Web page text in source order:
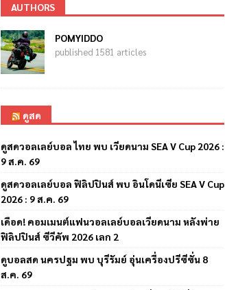
AUTHORS
POMYIDDO
published 1581 articles
ดูสด
ดูสดวอลเลย์บอล ไทย พบ เวียดนาม SEA V Cup 2026 :
9 ส.ค. 69
ดูสดวอลเลย์บอล ฟิลิปปินส์ พบ อินโดนีเซีย SEA V Cup
2026 : 9 ส.ค. 69
เดือด! คอมเมนต์แฟนวอลเลย์บอลเวียดนาม หลังพ่าย
ฟิลิปปินส์ ซีวีคัพ 2026 เลก 2
ดูบอลสด นครปฐม พบ บุรีรัมย์ อุ่นเครื่องปรีซีซั่น 8
ส.ค. 69